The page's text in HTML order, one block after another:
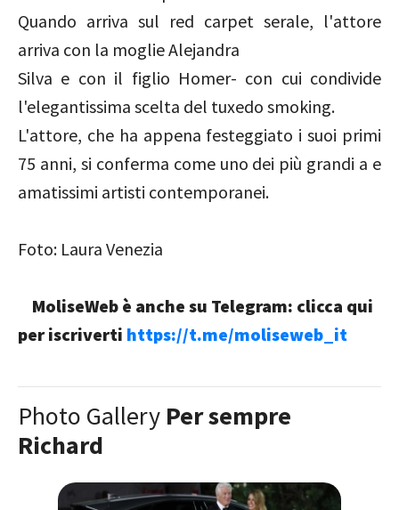
Quando arriva sul red carpet serale, l'attore
arriva con la moglie Alejandra
Silva e con il figlio Homer- con cui condivide
l'elegantissima scelta del tuxedo smoking.
L'attore, che ha appena festeggiato i suoi primi
75 anni, si conferma come uno dei più grandi a e
amatissimi artisti contemporanei.
Foto: Laura Venezia
MoliseWeb è anche su Telegram: clicca qui
per iscriverti https://t.me/moliseweb_it
Photo Gallery Per sempre
Richard